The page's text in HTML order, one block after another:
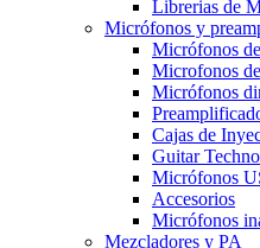
Librerias de
Micrófonos y
Micrófonos
Microfonos
Micrófonos
Cajas de
Guitar
Micrófonos
Accesorios
Micrófonos
Mezcladores y PA